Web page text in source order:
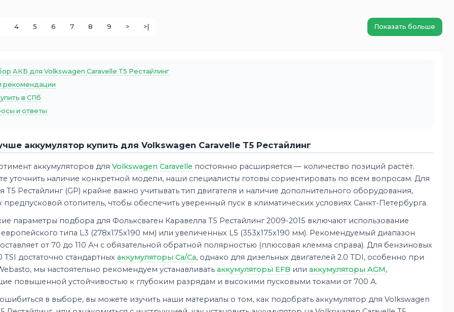
4 5 6 7 8 9 > >| Показать больше
АКБ для Volkswagen Caravelle T5 Рестайлинг
рекомендации
в СПб
и ответы
аккумулятор купить для Volkswagen Caravelle T5 Рестайлинг
аккумуляторов для Volkswagen Caravelle постоянно расширяется — количество позиций растёт.
уточнить наличие конкретной модели, наши специалисты готовы сориентировать по всем вопросам. Для
T5 Рестайлинг (GP) крайне важно учитывать тип двигателя и наличие дополнительного оборудования,
предпусковой отопитель, чтобы обеспечить уверенный пуск в климатических условиях Санкт-Петербурга.
параметры подбора для Фольксваген Каравелла Т5 Рестайлинг 2009-2015 включают использование
типа L3 (278x175x190 мм) или увеличенных L5 (353x175x190 мм). Рекомендуемый диапазон
от 70 до 110 Ач с обязательной обратной полярностью (плюсовая клемма справа). Для бензиновых
TSI достаточно стандартных аккумуляторы Ca/Ca, однако для дизельных двигателей 2.0 TDI, особенно при
мы настоятельно рекомендуем устанавливать аккумуляторы EFB или аккумуляторы AGM,
повышенной устойчивостью к глубоким разрядам и высокими пусковыми токами от 700 А.
в выборе, вы можете изучить наши материалы о том, как подобрать аккумулятор для Volkswagen